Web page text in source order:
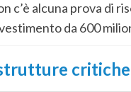
c’è alcuna prova di
da 600
critiche